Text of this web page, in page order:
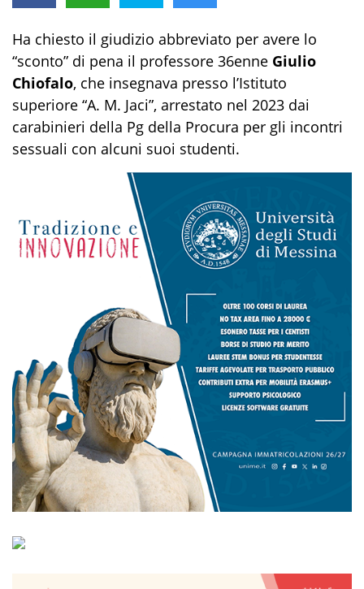
Ha chiesto il giudizio abbreviato per avere lo
“sconto” di pena il professore 36enne Giulio
Chiofalo, che insegnava presso l’Istituto
superiore “A. M. Jaci”, arrestato nel 2023 dai
carabinieri della Pg della Procura per gli incontri
sessuali con alcuni suoi studenti.